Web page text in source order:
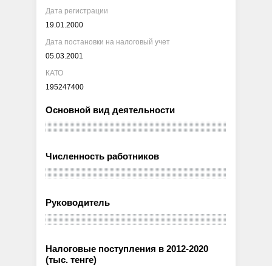
Дата регистрации
19.01.2000
Дата постановки на налоговый учет
05.03.2001
КАТО
195247400
Основной вид деятельности
Численность работников
Руководитель
Налоговые поступления в 2012-2020
(тыс. тенге)